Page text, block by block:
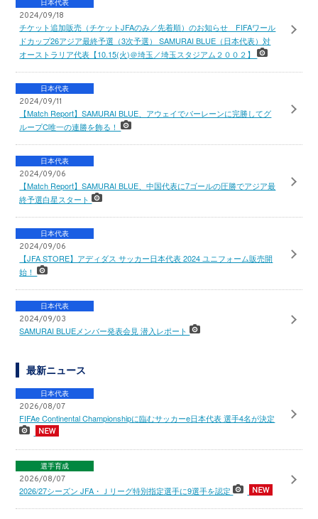
日本代表
2024/09/18
チケット追加販売（チケットJFAのみ／先着順）のお知らせ FIFAワール
ドカップ26アジア最終予選（3次予選） SAMURAI BLUE（日本代表）対
オーストラリア代表【10.15(火)＠埼玉／埼玉スタジアム２００２】
日本代表
2024/09/11
【Match Report】SAMURAI BLUE、アウェイでバーレーンに完勝してグ
ループC唯一の連勝を飾る！
日本代表
2024/09/06
【Match Report】SAMURAI BLUE、中国代表に7ゴールの圧勝でアジア最
終予選白星スタート
日本代表
2024/09/06
【JFA STORE】アディダス サッカー日本代表 2024 ユニフォーム販売開
始！
日本代表
2024/09/03
SAMURAI BLUEメンバー発表会見 潜入レポート
最新ニュース
日本代表
2026/08/07
FIFAe Continental Championshipに臨むサッカーe日本代表 選手4名が決定
選手育成
2026/08/07
2026/27シーズン JFA・Ｊリーグ特別指定選手に9選手を認定